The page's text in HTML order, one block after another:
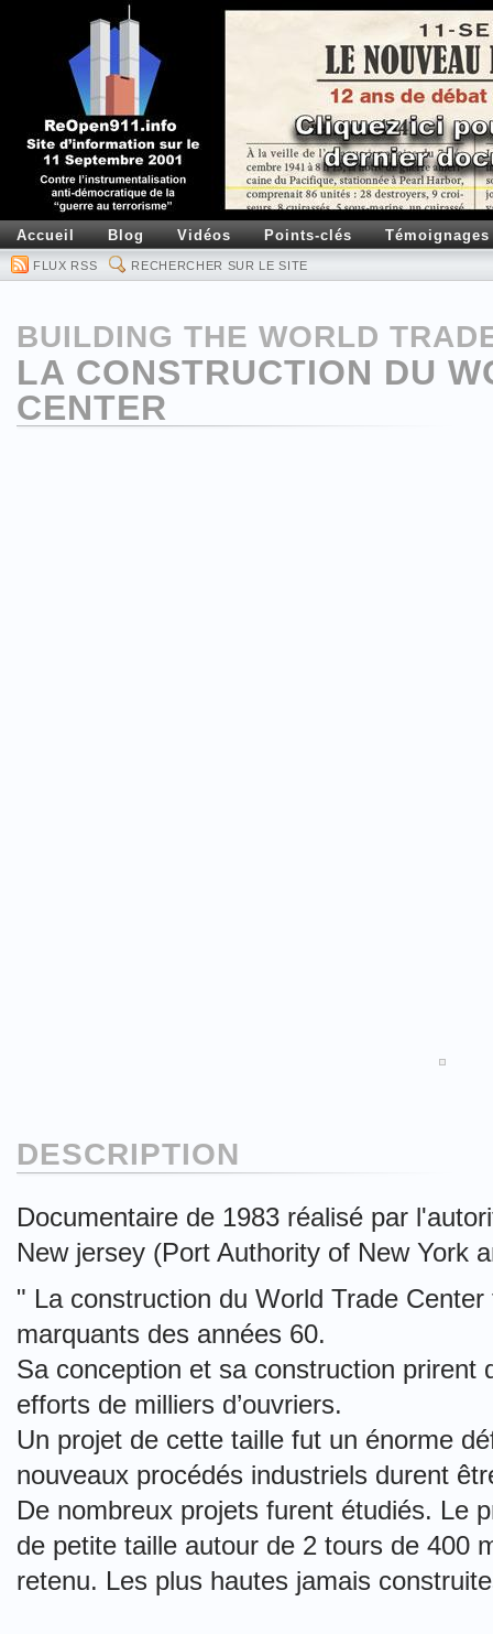
Accueil Blog Vidéos Points-clés Témoignages
FLUX RSS RECHERCHER SUR LE SITE
BUILDING THE WORLD
LA CONSTRUCTION DU
CENTER
DESCRIPTION
Documentaire de 1983 réalisé par
New jersey (Port Authority of New York
" La construction du World Trade
marquants des années 60.
Sa conception et sa construction prirent
efforts de milliers d’ouvriers.
Un projet de cette taille fut un énorme
nouveaux procédés industriels durent
De nombreux projets furent étudiés. Le
de petite taille autour de 2 tours de 400
retenu. Les plus hautes jamais